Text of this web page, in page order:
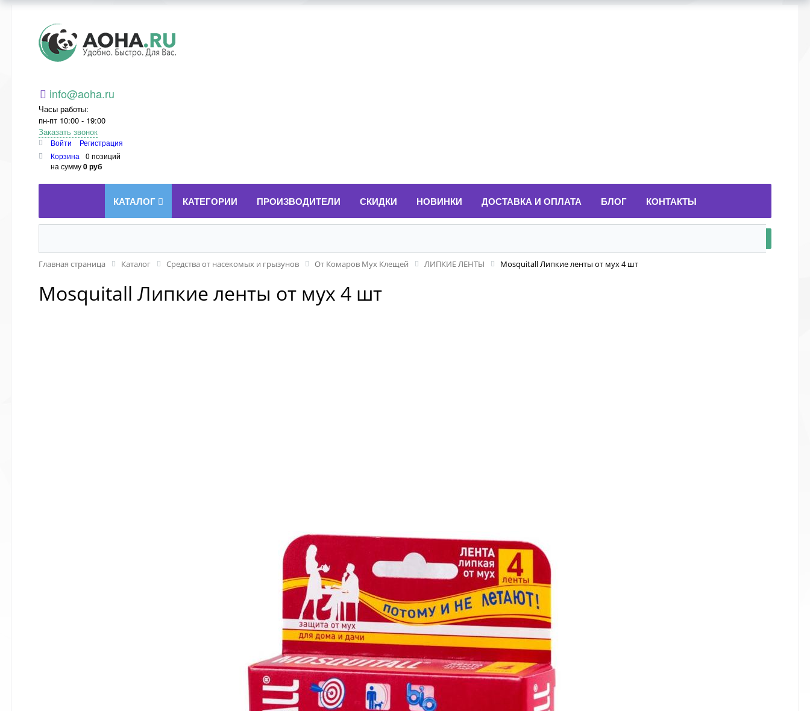
Aoha.ru
info@aoha.ru
Часы работы:
пн-пт 10:00 - 19:00
Заказать звонок
Войти
Регистрация
Корзина
0 позиций
на сумму0 руб
КАТАЛОГ КАТЕГОРИИ ПРОИЗВОДИТЕЛИ СКИДКИ НОВИНКИ ДОСТАВКА И ОПЛАТА БЛОГ КОНТАКТЫ
Главная страница Каталог Средства от насекомых и грызунов От Комаров Мух Клещей ЛИПКИЕ ЛЕНТЫ Mosquitall Липкие ленты от мух 4 шт
Mosquitall Липкие ленты от мух 4 шт